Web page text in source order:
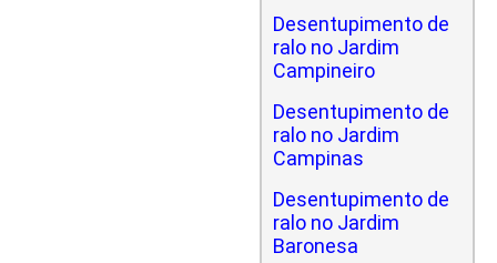
Desentupimento de
ralo no Jardim
Campineiro
Desentupimento de
ralo no Jardim
Campinas
Desentupimento de
ralo no Jardim
Baronesa